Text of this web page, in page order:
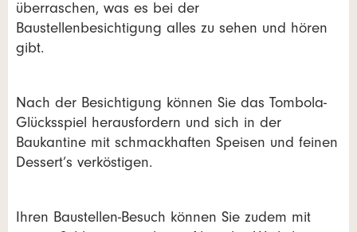
überraschen, was es bei der
Baustellenbesichtigung alles zu sehen und hören
gibt.
Nach der Besichtigung können Sie das Tombola-
Glücksspiel herausfordern und sich in der
Baukantine mit schmackhaften Speisen und feinen
Dessert’s verköstigen.
Ihren Baustellen-Besuch können Sie zudem mit